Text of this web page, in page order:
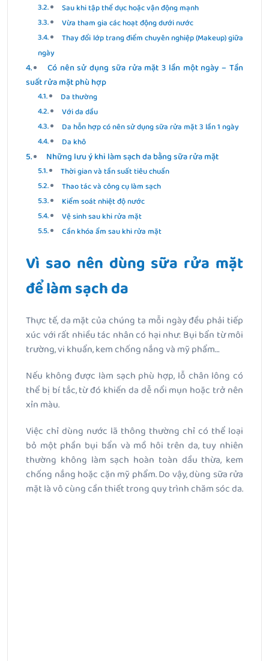
Sau khi tập thể dục hoặc vận động mạnh
Vừa tham gia các hoạt động dưới nước
Thay đổi lớp trang điểm chuyên nghiệp (Makeup) giữa
ngày
Có nên sử dụng sữa rửa mặt 3 lần một ngày – Tần
suất rửa mặt phù hợp
Da thường
Với da dầu
Da hỗn hợp có nên sử dụng sữa rửa mặt 3 lần 1 ngày
Da khô
Những lưu ý khi làm sạch da bằng sữa rửa mặt
Thời gian và tần suất tiêu chuẩn
Thao tác và công cụ làm sạch
Kiểm soát nhiệt độ nước
Vệ sinh sau khi rửa mặt
Cần khóa ẩm sau khi rửa mặt
Vì sao nên dùng sữa rửa mặt
để làm sạch da
Thực tế, da mặt của chúng ta mỗi ngày đều phải tiếp
xúc với rất nhiều tác nhân có hại như: Bụi bẩn từ môi
trường, vi khuẩn, kem chống nắng và mỹ phẩm…
Nếu không được làm sạch phù hợp, lỗ chân lông có
thể bị bí tắc, từ đó khiến da dễ nổi mụn hoặc trở nên
xỉn màu.
Việc chỉ dùng nước lã thông thường chỉ có thể loại
bỏ một phần bụi bẩn và mồ hôi trên da, tuy nhiên
thường không làm sạch hoàn toàn dầu thừa, kem
chống nắng hoặc cặn mỹ phẩm. Do vậy, dùng sữa rửa
mặt là vô cùng cần thiết trong quy trình chăm sóc da.